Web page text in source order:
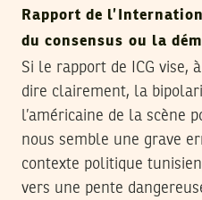
Rapport de
du consensus ou la
Si le rapport de ICG vise,
dire clairement, la
l’américaine de la scène
nous semble une grave
contexte politique
vers une pente